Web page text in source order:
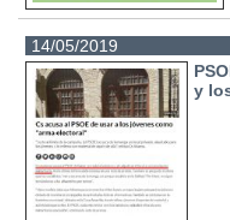
14/05/2019
y